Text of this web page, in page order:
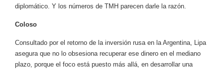
diplomático. Y los números de TMH parecen darle la razón.
Coloso
Consultado por el retorno de la inversión rusa en la Argentina, Lipa
asegura que no lo obsesiona recuperar ese dinero en el mediano
plazo, porque el foco está puesto más allá, en desarrollar una